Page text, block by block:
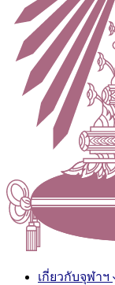
เกี่ยวกับจุฬาฯ